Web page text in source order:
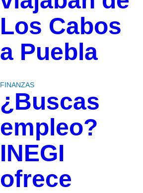
Los Cabos
a Puebla
FINANZAS
¿Buscas
empleo?
INEGI
ofrece